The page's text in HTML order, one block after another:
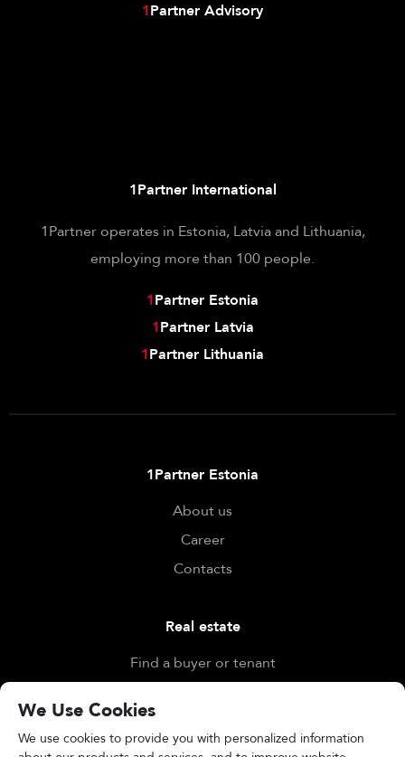
1Partner Advisory
1Partner International
1Partner operates in Estonia, Latvia and Lithuania,
employing more than 100 people.
1Partner Estonia
1Partner Latvia
1Partner Lithuania
1Partner Estonia
About us
Career
Contacts
Real estate
Find a buyer or tenant
We Use Cookies
We use cookies to provide you with personalized information